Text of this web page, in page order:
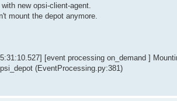
new opsi-client-agent.
mount the depot anymore.
[event processing on_demand ]
(EventProcessing.py:381)